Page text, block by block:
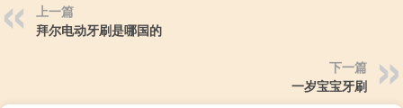
上一篇
拜尔电动牙刷是哪国的
下一篇
一岁宝宝牙刷